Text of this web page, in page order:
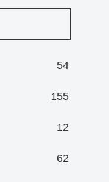
54
155
12
62